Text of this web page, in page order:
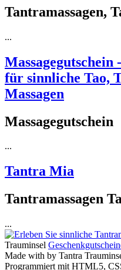
Tantramassagen,
...
Massagegutschein
für sinnliche Tao,
Massagen
Massagegutschein
...
Tantra Mia
Tantramassagen
...
Trauminsel
Made with by Tantra
Programmiert mit HTML5,